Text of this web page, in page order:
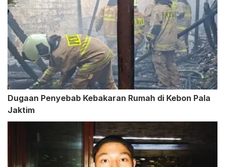
Dugaan Penyebab Kebakaran Rumah di Kebon Pala
Jaktim